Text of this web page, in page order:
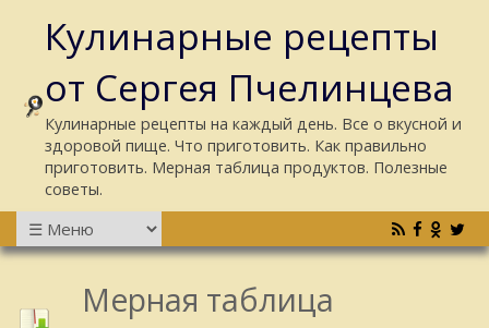
Кулинарные рецепты
от Сергея Пчелинцева
Кулинарные рецепты на каждый день. Все о вкусной и
здоровой пище. Что приготовить. Как правильно
приготовить. Мерная таблица продуктов. Полезные
советы.
Мерная таблица